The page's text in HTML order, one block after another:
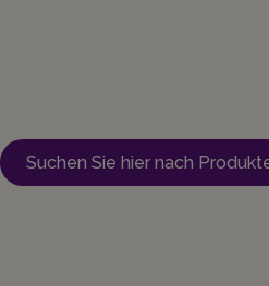
Suchen Sie hier nach